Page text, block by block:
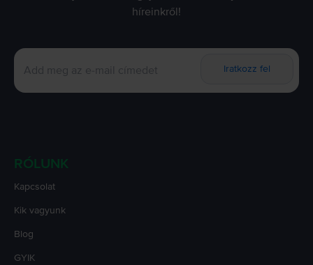
híreinkről!
Iratkozz fel
RÓLUNK
Kapcsolat
Kik vagyunk
Blog
GYIK